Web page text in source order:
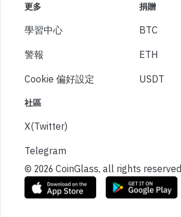
更多
學習中心
警報
Cookie 偏好設定
捐贈
BTC
ETH
USDT
社區
X(Twitter)
Telegram
© 2026 CoinGlass, all rights reserved